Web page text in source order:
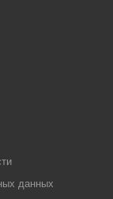
данных